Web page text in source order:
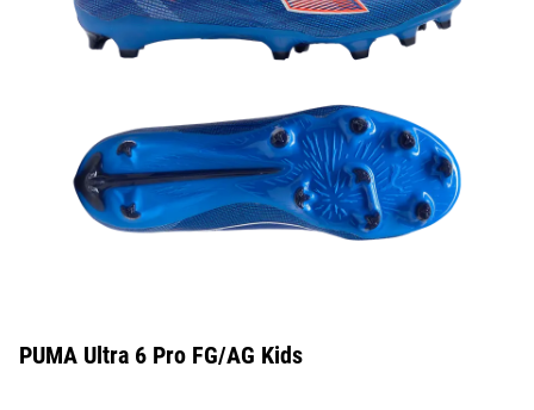
PUMA Ultra 6 Pro FG/AG Kids